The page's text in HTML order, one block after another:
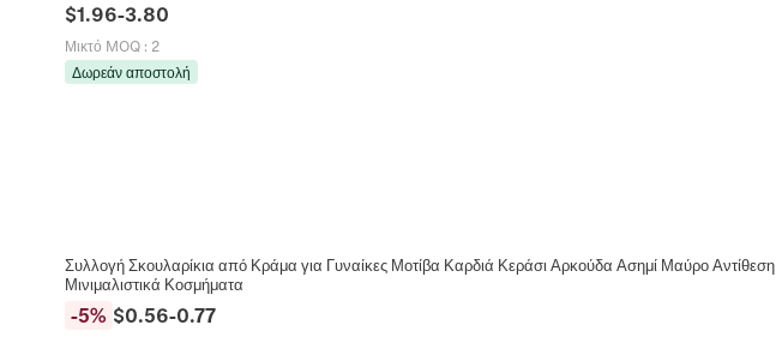
$1.96-3.80
Μικτό MOQ: 2
Δωρεάν αποστολή
Συλλογή Σκουλαρίκια από Κράμα για Γυναίκες Μοτίβα Καρδιά Κεράσι Αρκούδα Ασημί Μαύρο Αντίθεση
Μινιμαλιστικά Κοσμήματα
-5% $0.56-0.77